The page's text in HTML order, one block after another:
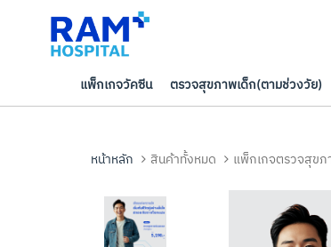
แพ็กเกจวัคซีน ตรวจสุขภาพเด็ก(ตามช่วงวัย)
หน้าหลัก สินค้าทั้งหมด แพ็กเกจตรวจสุขภ